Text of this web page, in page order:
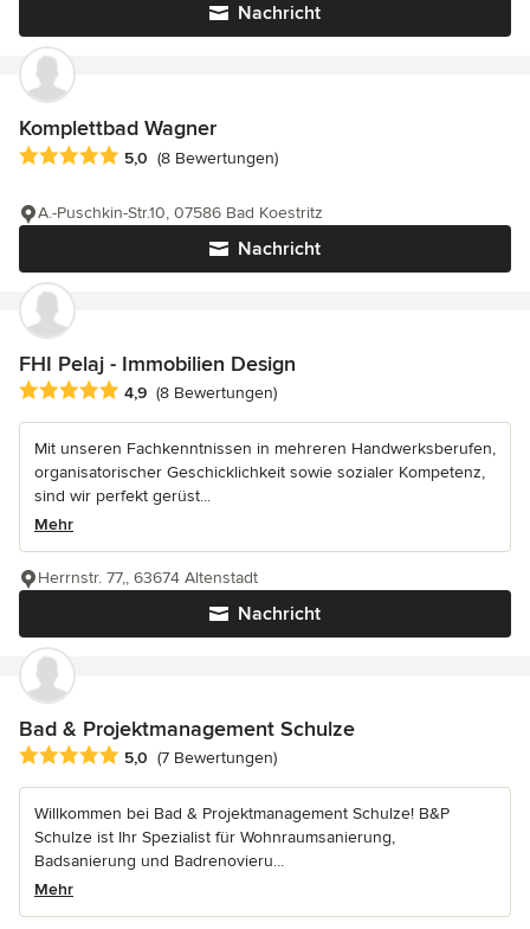
Nachricht
Komplettbad Wagner
Durchschnittliche Bewertung: 5 von 5 Sternen
5,0 (8 Bewertungen)
Nachricht
A.-Puschkin-Str.10, 07586 Bad Koestritz
FHI Pelaj - Immobilien Design
Durchschnittliche Bewertung: 4.9 von 5 Sternen
4,9 (8 Bewertungen)
Mit unseren Fachkenntnissen in mehreren Handwerksberufen,
organisatorischer Geschicklichkeit sowie sozialer Kompetenz,
sind wir perfekt gerüst...
Mehr
Nachricht
Herrnstr. 77,, 63674 Altenstadt
Bad & Projektmanagement Schulze
Durchschnittliche Bewertung: 5 von 5 Sternen
5,0 (7 Bewertungen)
Willkommen bei Bad & Projektmanagement Schulze! B&P
Schulze ist Ihr Spezialist für Wohnraumsanierung,
Badsanierung und Badrenovieru...
Mehr